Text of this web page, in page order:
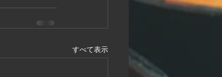
すべて表示